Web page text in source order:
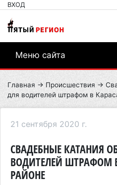
ВХОД
Меню сайта
Главная → Происшествия →
для водителей штрафом в
21 сентября 2020 г.
СВАДЕБНЫЕ КАТАНИЯ
ВОДИТЕЛЕЙ ШТРАФОМ
РАЙОНЕ